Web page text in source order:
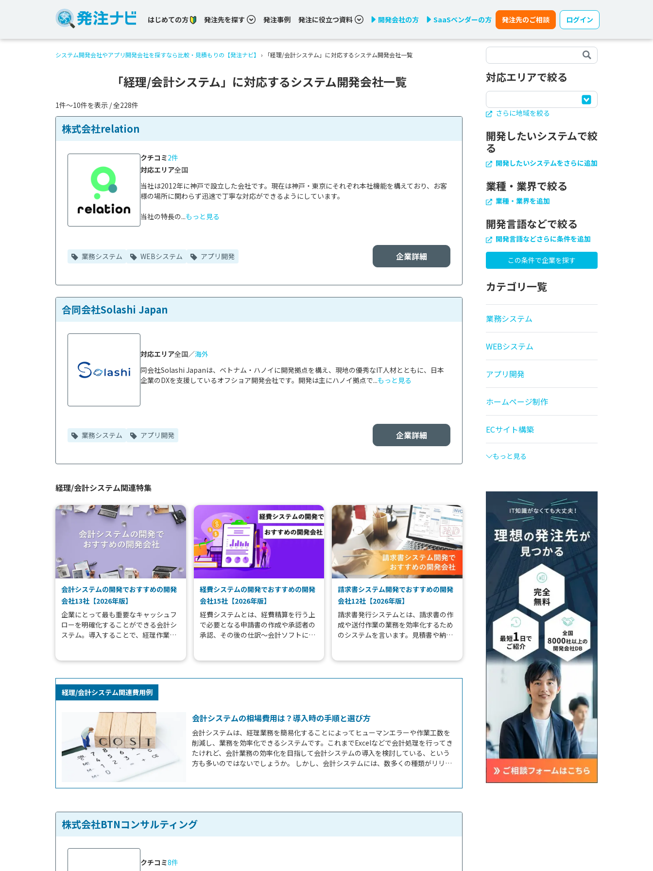
はじめての方 発注先を探す 発注事例 発注に役立つ資料 開発会社の方 SaaSベンダーの方 発注先のご相談 ログイン
システム開発会社やアプリ開発会社を探すなら比較・見積もりの【発注ナビ】 › 「経理/会計システム」に対応するシステム開発会社一覧
「経理/会計システム」に対応するシステム開発会社一覧
1件〜10件を表示 / 全228件
株式会社relation
当社は2012年に神戸で設立した会社です。現在は神戸・東京にそれぞれ本社機能を構えており、お客
様の場所に関わらず迅速で丁寧な対応ができるようにしています。
当社の特長の...もっと見る
クチコミ2件
対応エリア全国
企業詳細
業務システム WEBシステム アプリ開発
合同会社Solashi Japan
同会社Solashi Japanは、ベトナム・ハノイに開発拠点を構え、現地の優秀なIT人材とともに、日本
企業のDXを支援しているオフショア開発会社です。開発は主にハノイ拠点で...もっと見る
対応エリア全国／海外
企業詳細
業務システム アプリ開発
経理/会計システム関連特集
会計システムの開発でおすすめの開発
会社13社【2026年版】
企業にとって最も重要なキャッシュフ
ローを明確化することができる会計シ
ステム。導入することで、経理作業の
経費システムの開発でおすすめの開発
会社15社【2026年版】
経費システムとは、経費精算を行う上
で必要となる申請書の作成や承認者の
承認、その後の仕訳～会計ソフトに流
請求書システム開発でおすすめの開発
会社12社【2026年版】
請求書発行システムとは、請求書の作
成や送付作業の業務を効率化するため
のシステムを言います。見積書や納品
経理/会計システム関連費用例
会計システムの相場費用は？導入時の手順と選び方
会計システムは、経理業務を簡易化することによってヒューマンエラーや作業工数を
削減し、業務を効率化できるシステムです。これまでExcelなどで会計処理を行ってき
たけれど、会計業務の効率化を目指して会計システムの導入を検討している、という
方も多いのではないでしょうか。 しかし、会計システムには、数多くの種類がリリー
株式会社BTNコンサルティング
クチコミ8件
対応エリアで絞る
さらに地域を絞る
開発したいシステムで絞
る
開発したいシステムをさらに追加
業種・業界で絞る
業種・業界を追加
開発言語などで絞る
開発言語などさらに条件を追加
カテゴリ一覧
業務システム
WEBシステム
アプリ開発
ホームページ制作
ECサイト構築
もっと見る